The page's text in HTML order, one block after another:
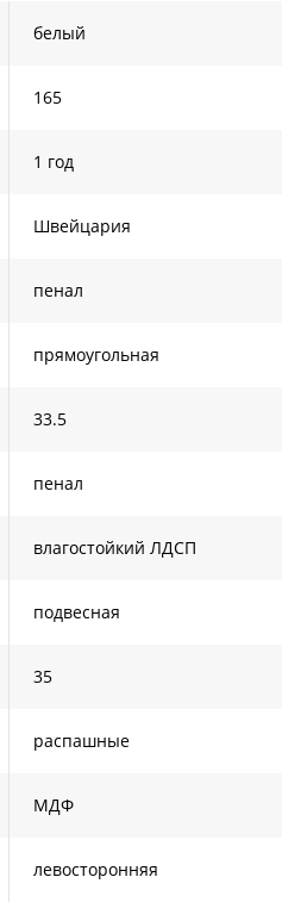
белый
165
1 год
Швейцария
пенал
прямоугольная
33.5
пенал
влагостойкий ЛДСП
подвесная
35
распашные
МДФ
левосторонняя